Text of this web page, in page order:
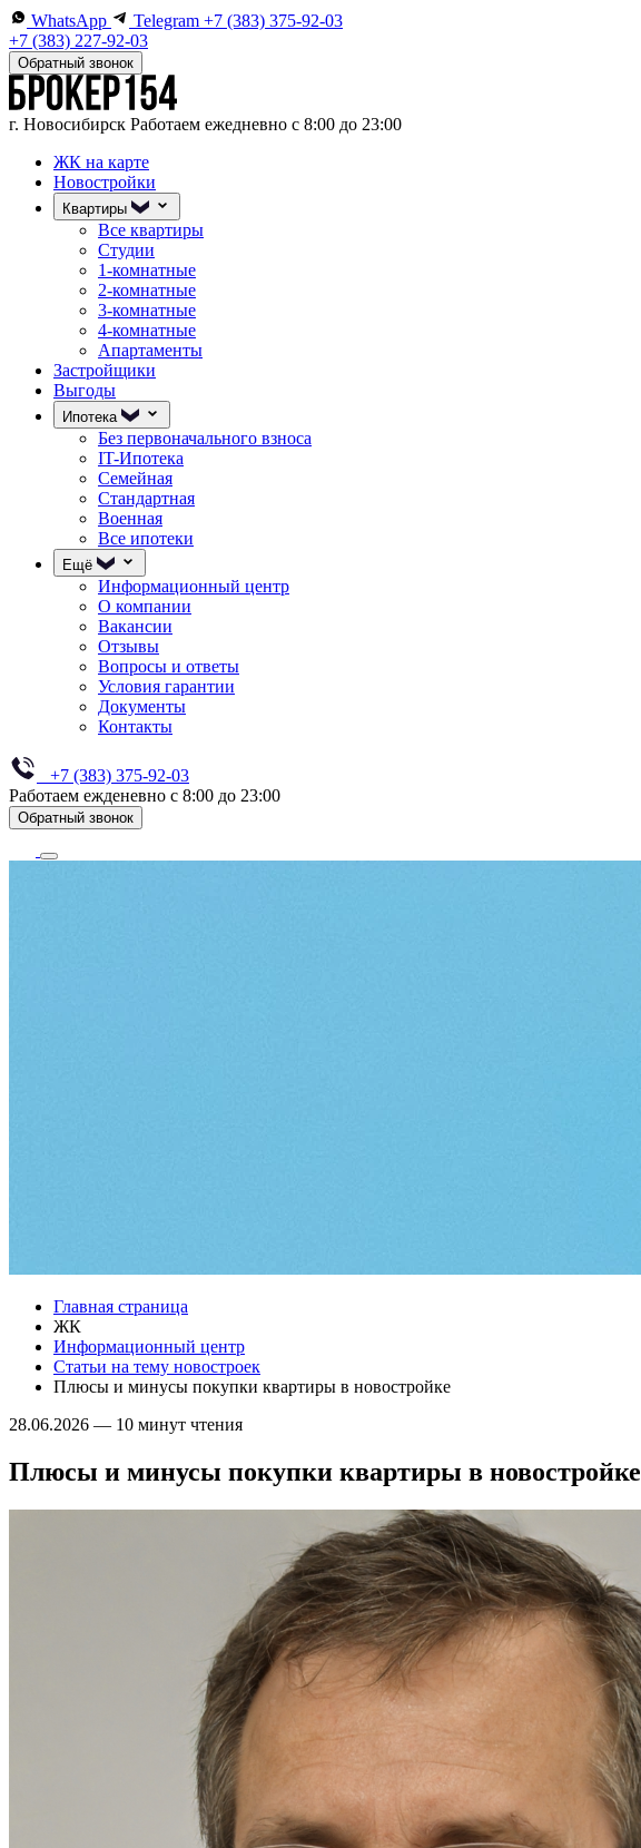
WhatsApp Telegram +7 (383) 375-92-03
+7 (383) 227-92-03
Обратный звонок
г. Новосибирск Работаем ежедневно с 8:00 до 23:00
ЖК на карте
Новостройки
Квартиры
Все квартиры
Студии
1-комнатные
2-комнатные
3-комнатные
4-комнатные
Апартаменты
Застройщики
Выгоды
Ипотека
Без первоначального взноса
IT-Ипотека
Семейная
Стандартная
Военная
Все ипотеки
Ещё
Информационный центр
О компании
Вакансии
Отзывы
Вопросы и ответы
Условия гарантии
Документы
Контакты
+7 (383) 375-92-03
Работаем ежденевно с 8:00 до 23:00
Обратный звонок
Главная страница
ЖК
Информационный центр
Статьи на тему новостроек
Плюсы и минусы покупки квартиры в новостройке
28.06.2026 — 10 минут чтения
Плюсы и минусы покупки квартиры в новостройке